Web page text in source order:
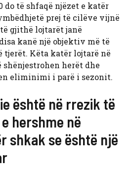
do të shfaqë njëzet e katër
prej të cilëve vijnë
të gjithë lojtarët janë
kanë një objektiv më të
tjerët. Këta katër lojtarë në
herët dhe
eliminimi i parë i sezonit.
është në rrezik të
hershme në
shkak se është një